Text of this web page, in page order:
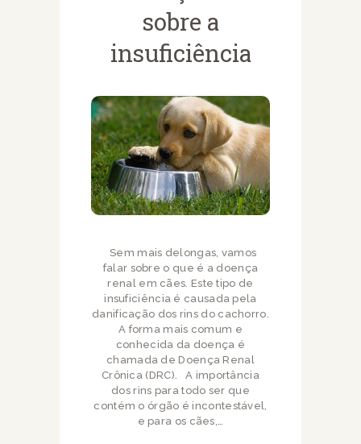
sobre a
insuficiência
Sem mais delongas, vamos
falar sobre o que é a doença
renal em cães. Este tipo de
insuficiência é causada pela
danificação dos rins do cachorro.
A forma mais comum e
conhecida da doença é
chamada de Doença Renal
Crônica (DRC). A importância
dos rins para todo ser que
contém o órgão é incontestável,
e para os cães,…